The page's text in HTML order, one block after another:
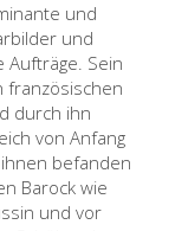
und
und
Aufträge. Sein
französischen
durch ihn
von Anfang
befanden
Barock wie
und vor